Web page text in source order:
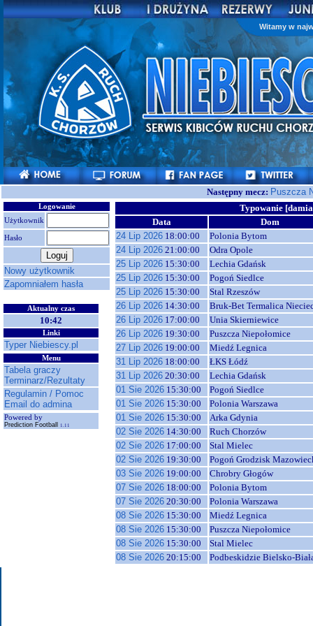
Witamy w
Następny mecz: Puszcza
Logowanie
Użytkownik
Hasło
Nowy użytkownik
Zapomniałem hasła
Aktualny czas
10:42
Linki
Typer Niebiescy.pl
Menu
Tabela graczy
Terminarz/Rezultaty
Regulamin / Pomoc
Email do admina
Powered by
Prediction Football 1.11
Typowanie
Data
Dom
24 Lip 2026 18:00:00
Polonia Bytom
24 Lip 2026 21:00:00
Odra Opole
25 Lip 2026 15:30:00
Lechia Gdańsk
25 Lip 2026 15:30:00
Pogoń Siedlce
25 Lip 2026 15:30:00
Stal Rzeszów
26 Lip 2026 14:30:00
Bruk-Bet Termalica
26 Lip 2026 17:00:00
Unia Skierniewice
26 Lip 2026 19:30:00
Puszcza Niepołomice
27 Lip 2026 19:00:00
Miedź Legnica
31 Lip 2026 18:00:00
ŁKS Łódź
31 Lip 2026 20:30:00
Lechia Gdańsk
01 Sie 2026 15:30:00
Pogoń Siedlce
01 Sie 2026 15:30:00
Polonia Warszawa
01 Sie 2026 15:30:00
Arka Gdynia
02 Sie 2026 14:30:00
Ruch Chorzów
02 Sie 2026 17:00:00
Stal Mielec
02 Sie 2026 19:30:00
Pogoń Grodzisk
03 Sie 2026 19:00:00
Chrobry Głogów
07 Sie 2026 18:00:00
Polonia Bytom
07 Sie 2026 20:30:00
Polonia Warszawa
08 Sie 2026 15:30:00
Miedź Legnica
08 Sie 2026 15:30:00
Puszcza Niepołomice
08 Sie 2026 15:30:00
Stal Mielec
08 Sie 2026 20:15:00 Podbeskidzie Bielsko-